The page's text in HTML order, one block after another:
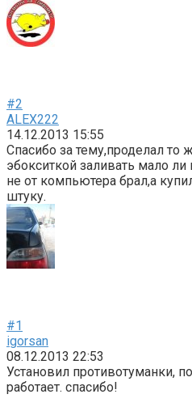
#2
ALEX222
14.12.2013 15:55
Спасибо за тему,проделал то
эбокситкой заливать мало
не от компьютера брал,а
штуку.
#1
igorsan
08.12.2013 22:53
Установил противотуманки,
работает. спасибо!